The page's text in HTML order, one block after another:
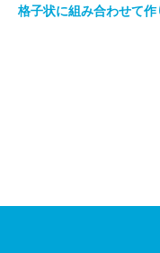
格子状に組み合わせて作